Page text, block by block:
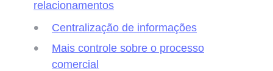
relacionamentos
Centralização de informações
Mais controle sobre o processo
comercial